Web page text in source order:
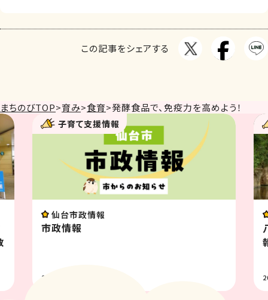
この記事をシェアする
まちのびTOP>育み>食育>発酵食品で、免疫力を高めよう！
子育て支援情報
仙台市政情報
市政情報
2026.07.31
八